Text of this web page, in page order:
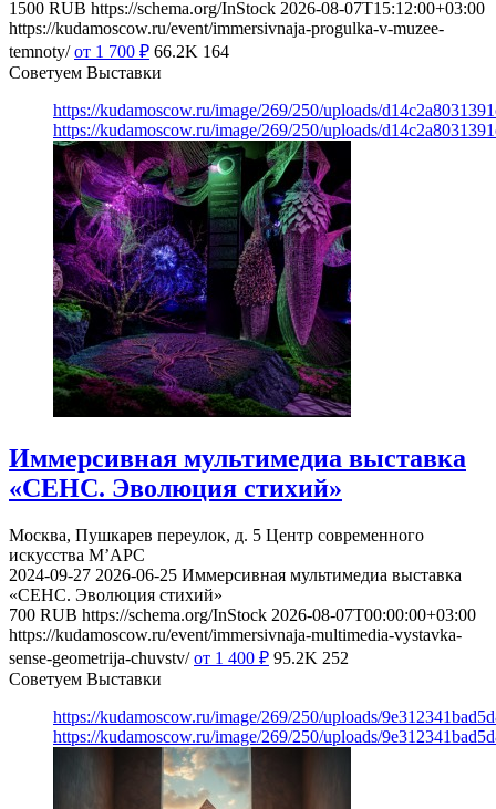
1500 RUB https://schema.org/InStock 2026-08-07T15:12:00+03:00
https://kudamoscow.ru/event/immersivnaja-progulka-v-muzee-
temnoty/ от 1 700 ₽ 66.2K 164
Советуем Выставки
https://kudamoscow.ru/image/269/250/uploads/
https://kudamoscow.ru/image/269/250/uploads/
Иммерсивная мультимедиа выставка
«СЕНС. Эволюция стихий»
Москва, Пушкарев переулок, д. 5 Центр современного
искусства М’АРС
2024-09-27 2026-06-25 Иммерсивная мультимедиа выставка
«СЕНС. Эволюция стихий»
700 RUB https://schema.org/InStock 2026-08-07T00:00:00+03:00
https://kudamoscow.ru/event/immersivnaja-multimedia-vystavka-
sense-geometrija-chuvstv/ от 1 400 ₽ 95.2K 252
Советуем Выставки
https://kudamoscow.ru/image/269/250/uploads/
https://kudamoscow.ru/image/269/250/uploads/